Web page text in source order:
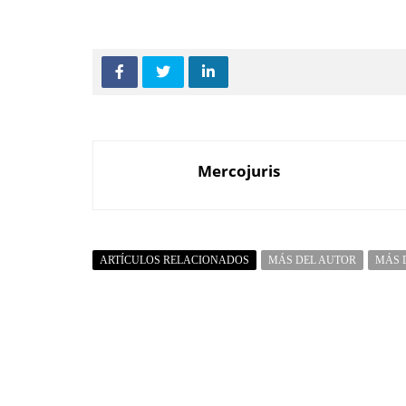
Mercojuris
ARTÍCULOS RELACIONADOS MÁS DEL AUTOR MÁS